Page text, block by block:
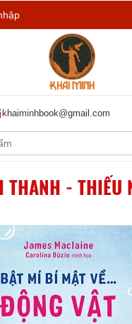
khaiminhbook@gmail.com
THANH - THIẾU